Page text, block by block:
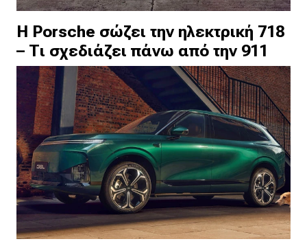
Η Porsche σώζει την ηλεκτρική 718
– Τι σχεδιάζει πάνω από την 911